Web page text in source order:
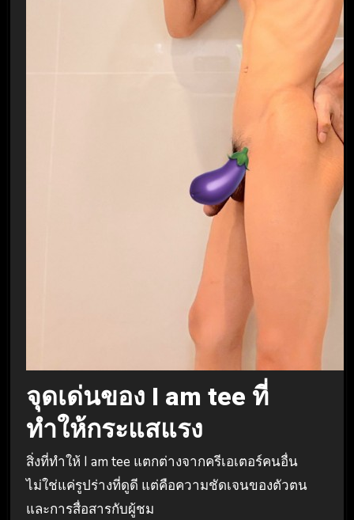
จุดเด่นของ I am tee ที่
ทำให้กระแสแรง
สิ่งที่ทำให้ I am tee แตกต่างจากครีเอเตอร์คนอื่น
ไม่ใช่แค่รูปร่างที่ดูดี แต่คือความชัดเจนของตัวตน
และการสื่อสารกับผู้ชม